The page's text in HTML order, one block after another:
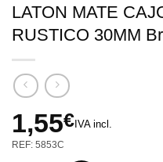
LATON MATE
RUSTICO 30MM
1,55€ IVA incl.
REF: 5853C